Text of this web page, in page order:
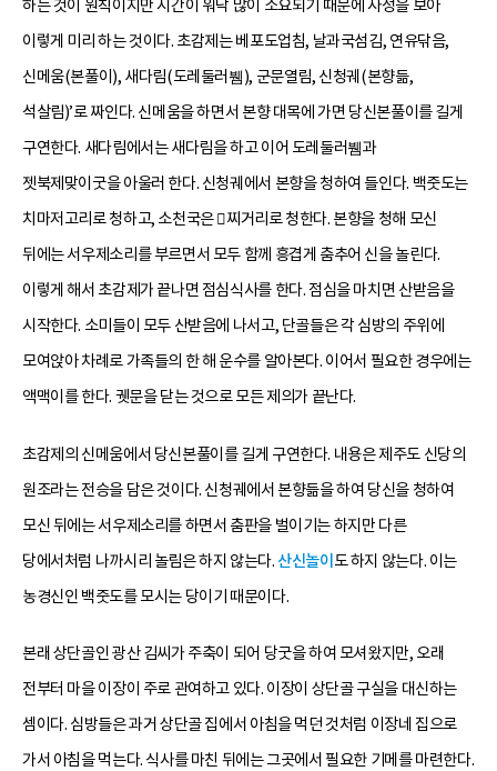
하는 것이 원칙이지만 시간이 워낙 많이 소요되기 때문에 사정을 보아
이렇게 미리 하는 것이다. 초감제는 베포도업침, 날과국섬김, 연유닦음,
신메움(본풀이), 새다림(도레둘러뷈), 군문열림, 신청궤(본향듦,
석살림)’로 짜인다. 신메움을 하면서 본향 대목에 가면 당신본풀이를 길게
구연한다. 새다림에서는 새다림을 하고 이어 도레둘러뷈과
젯북제맞이굿을 아울러 한다. 신청궤에서 본향을 청하여 들인다. 백줏도는
치마저고리로 청하고, 소천국은 찌거리로 청한다. 본향을 청해 모신
뒤에는 서우제소리를 부르면서 모두 함께 흥겹게 춤추어 신을 놀린다.
이렇게 해서 초감제가 끝나면 점심식사를 한다. 점심을 마치면 산받음을
시작한다. 소미들이 모두 산받음에 나서고, 단골들은 각 심방의 주위에
모여앉아 차례로 가족들의 한 해 운수를 알아본다. 이어서 필요한 경우에는
액맥이를 한다. 궷문을 닫는 것으로 모든 제의가 끝난다.
초감제의 신메움에서 당신본풀이를 길게 구연한다. 내용은 제주도 신당의
원조라는 전승을 담은 것이다. 신청궤에서 본향듦을 하여 당신을 청하여
모신 뒤에는 서우제소리를 하면서 춤판을 벌이기는 하지만 다른
당에서처럼 나까시리 놀림은 하지 않는다.산신놀이 도 하지 않는다. 이는
농경신인 백줏도를 모시는 당이기 때문이다.
본래 상단골인 광산 김씨가 주축이 되어 당굿을 하여 모셔왔지만, 오래
전부터 마을 이장이 주로 관여하고 있다. 이장이 상단골 구실을 대신하는
셈이다. 심방들은 과거 상단골 집에서 아침을 먹던 것처럼 이장네 집으로
가서 아침을 먹는다. 식사를 마친 뒤에는 그곳에서 필요한 기메를 마련한다.